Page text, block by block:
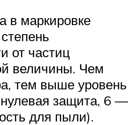
в маркировке
от частиц
величины. Чем
тем выше уровень
защита, 6 —
для пыли).